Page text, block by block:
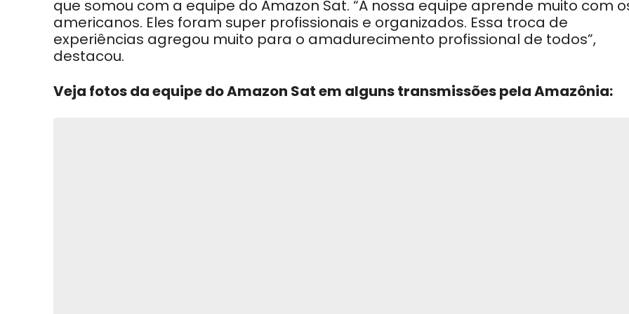
que somou com a equipe do Amazon Sat. “A nossa equipe aprende muito com
americanos. Eles foram super profissionais e organizados. Essa troca de
experiências agregou muito para o amadurecimento profissional de todos”,
destacou.
Veja fotos da equipe do Amazon Sat em alguns transmissões pela Amazônia: